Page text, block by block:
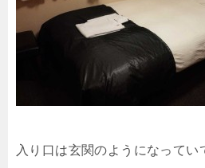
入り口は玄関のようになってい